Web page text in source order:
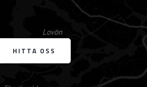
HITTA OSS